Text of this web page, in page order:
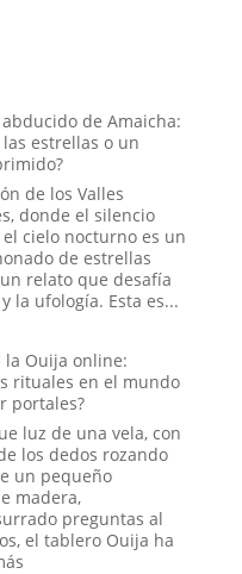
de Amaicha:
las estrellas o un
de los Valles
donde el silencio
cielo nocturno es un
de estrellas
relato que desafía
la ufología. Esta es...
la Ouija online:
rituales en el mundo
portales?
luz de una vela, con
los dedos rozando
un pequeño
madera,
preguntas al
el tablero Ouija ha
: